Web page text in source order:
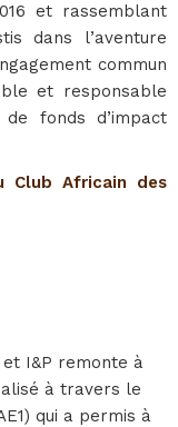
et rassemblant
dans l’aventure
commun
et responsable
fonds d’impact
Club Africain des
I&P remonte à
à travers le
qui a permis à